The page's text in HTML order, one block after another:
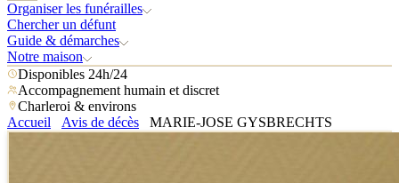
Organiser les funérailles
Chercher un défunt
Guide & démarches
Notre maison
Disponibles 24h/24
Accompagnement humain et discret
Charleroi & environs
Accueil
Avis de décès MARIE-JOSE GYSBRECHTS